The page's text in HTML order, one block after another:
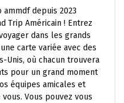
depuis 2023
Trip Américain ! Entrez
dans les grands
carte variée avec des
Unis, où chacun trouvera
pour un grand moment
équipes amicales et
Vous pouvez vous